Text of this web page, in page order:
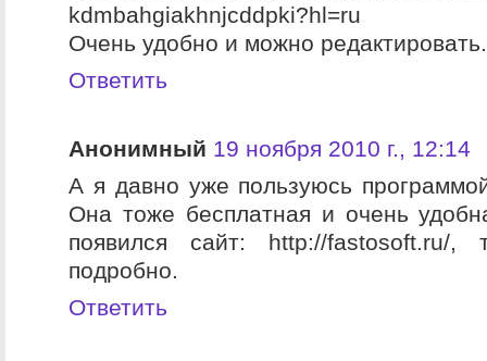
kdmbahgiakhnjcddpki?hl=ru
Очень удобно и можно
Ответить
Анонимный 19 ноября 2010 г., 12:14
А я давно уже пользуюсь
Она тоже бесплатная и очень
появился сайт: http://fastosoft.ru/
подробно.
Ответить